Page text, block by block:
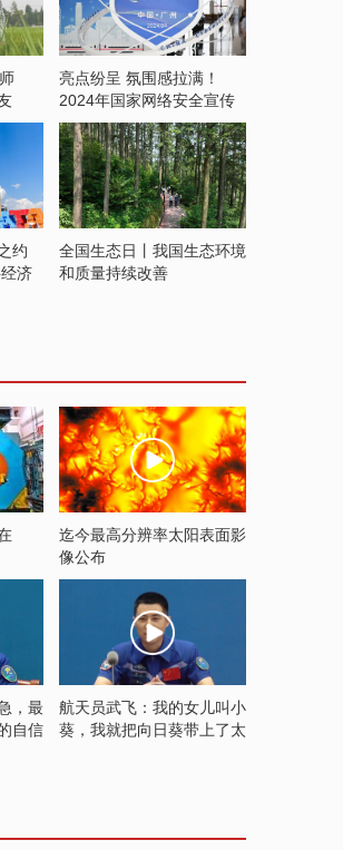
亮点纷呈 氛围感拉满！
2024年国家网络安全宣传
周开启
约
济
全国生态日丨我国生态环境
和质量持续改善
迄今最高分辨率太阳表面影
像公布
，最
自信
航天员武飞：我的女儿叫小
葵，我就把向日葵带上了太